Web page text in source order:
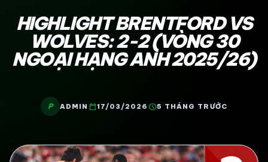
HIGHLIGHT BRENTFORD VS
WOLVES: 2-2 (VÒNG 30
NGOẠI HẠNG ANH 2025/26)
P ADMIN calendar_today17/03/2026 schedule5 THÁNG TRƯỚC